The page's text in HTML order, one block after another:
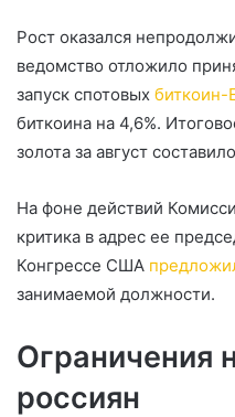
Рост оказался
ведомство отложило
запуск спотовых биткоин-
биткоина на 4,6%.
золота за август
На фоне действий
критика в адрес ее
Конгрессе США
занимаемой должности.
Ограничения
россиян